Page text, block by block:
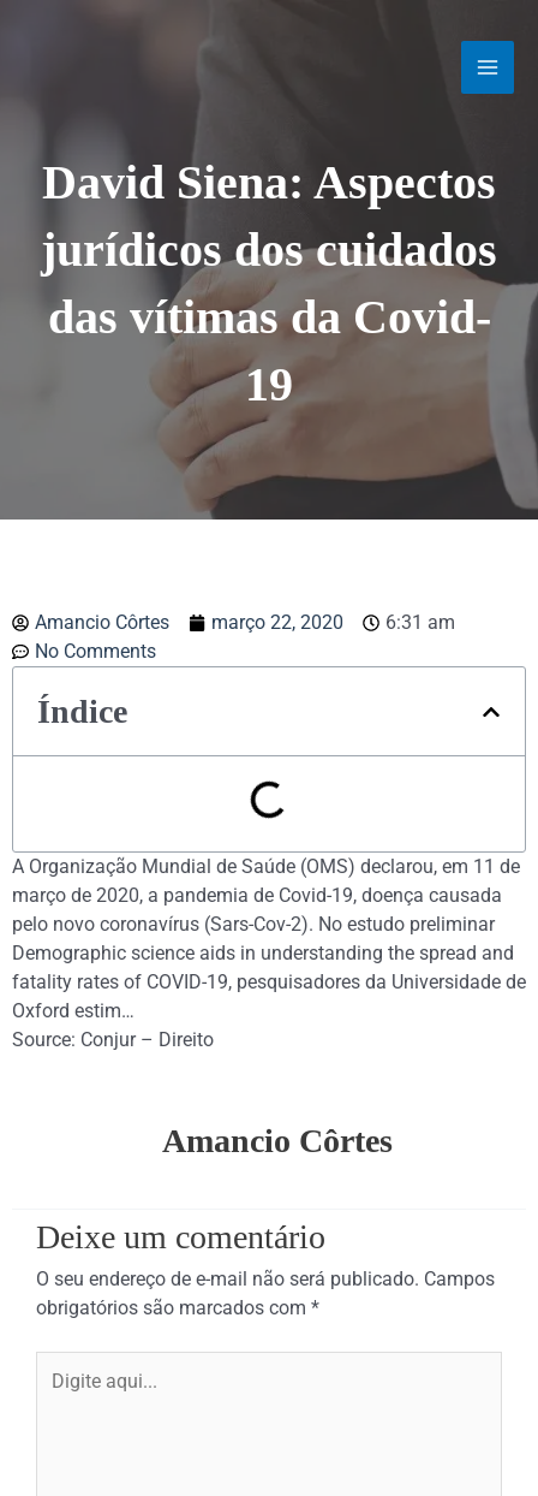
David Siena: Aspectos
jurídicos dos cuidados
das vítimas da Covid-
19
Amancio Côrtes março 22, 2020
6:31 am
No Comments
Índice
A Organização Mundial de Saúde (OMS) declarou, em 11 de
março de 2020, a pandemia de Covid-19, doença causada
pelo novo coronavírus (Sars-Cov-2). No estudo preliminar
Demographic science aids in understanding the spread and
fatality rates of COVID-19, pesquisadores da Universidade de
Oxford estim…
Source: Conjur – Direito
Amancio Côrtes
Deixe um comentário
O seu endereço de e-mail não será publicado. Campos
obrigatórios são marcados com *
aqui...